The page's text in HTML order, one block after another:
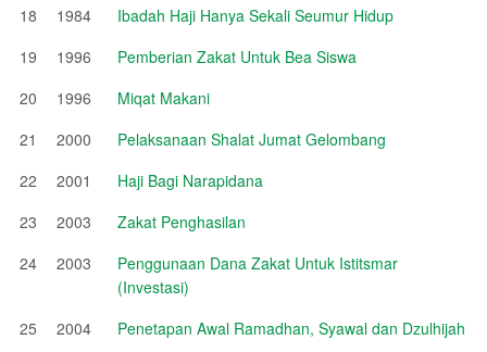
18
1984
Ibadah Haji Hanya Sekali Seumur Hidup
19
1996
Pemberian Zakat Untuk Bea Siswa
20
1996
Miqat Makani
21
2000
Pelaksanaan Shalat Jumat Gelombang
22
2001
Haji Bagi Narapidana
23
2003
Zakat Penghasilan
24
2003
Penggunaan Dana Zakat Untuk Istitsmar
(Investasi)
25
2004
Penetapan Awal Ramadhan, Syawal dan Dzulhijah